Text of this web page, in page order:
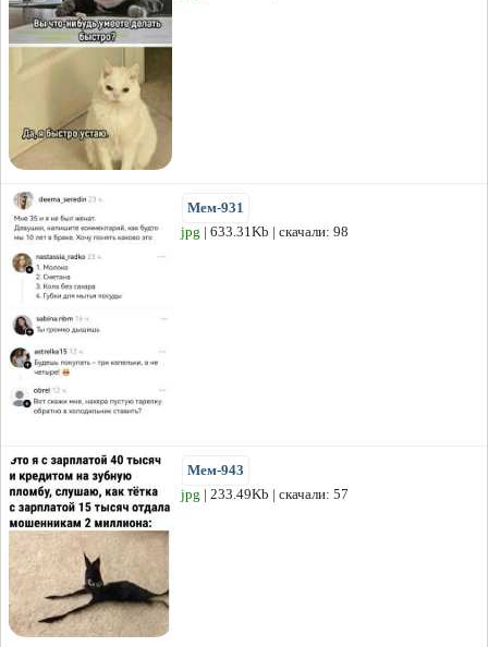
Мем-931
jpg | 633.31Kb | скачали: 98
Мем-943
jpg | 233.49Kb | скачали: 57